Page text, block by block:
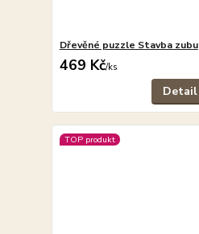
Dřevěné puzzle Stavba zubu
469 Kč/ks
Detail
TOP produkt